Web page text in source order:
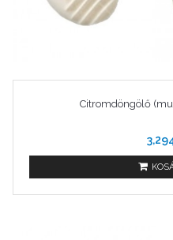
Citromdöngölő